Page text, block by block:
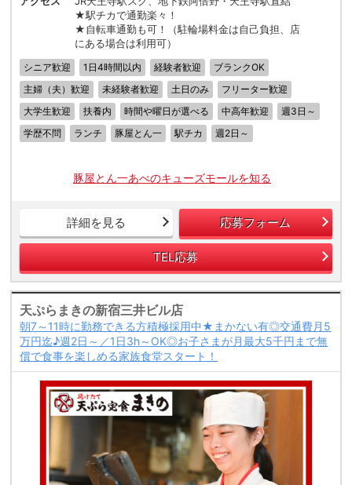
★駅チカで通勤楽々！
★自転車通勤も可！（駐輪場料金は自己負担、店
にある場合は利用可）
シニア歓迎 1日4時間以内 経験者歓迎
ブランクOK
主婦（夫）歓迎
未経験者歓迎 土日のみ
フリーター歓迎
大学生歓迎
扶養内 時間や曜日が選べる 中高年歓迎
週3日～
学歴不問
ランチ 豚屋とん一 駅チカ 週2日～
豚屋とん一あべのキューズモールを知る
詳細を見る 応募フォーム
TEL応募
天ぷらまきの新宿三井ビル店
朝7～11時に勤務できる方積極採用中★まかない有◎交通費月5
万円迄♪週2日～／1日3h～OK◎お子さまが月最大5千円まで無
償で食事を楽しめる家族食堂スタート！